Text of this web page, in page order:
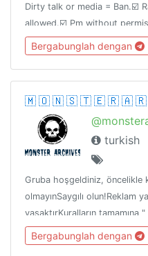
Dirty talk or media = Ban.☑️
allowed.☑️ Pm without
admin if you have any
Bergabunglah dengan
🇲 🇴 🇳 🇸 🇹 🇪 🇷 🇦
turkish
Gruba hoşgeldiniz, öncelikle
olmayınSaygılı olun!Reklam
yasaktırKuralların
Bergabunglah dengan